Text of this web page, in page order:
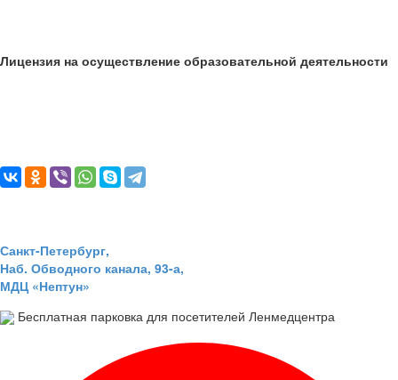
Лицензия на осуществление образовательной деятельности
Санкт-Петербург,
Наб. Обводного канала, 93-а,
МДЦ «Нептун»
Бесплатная парковка для посетителей Ленмедцентра